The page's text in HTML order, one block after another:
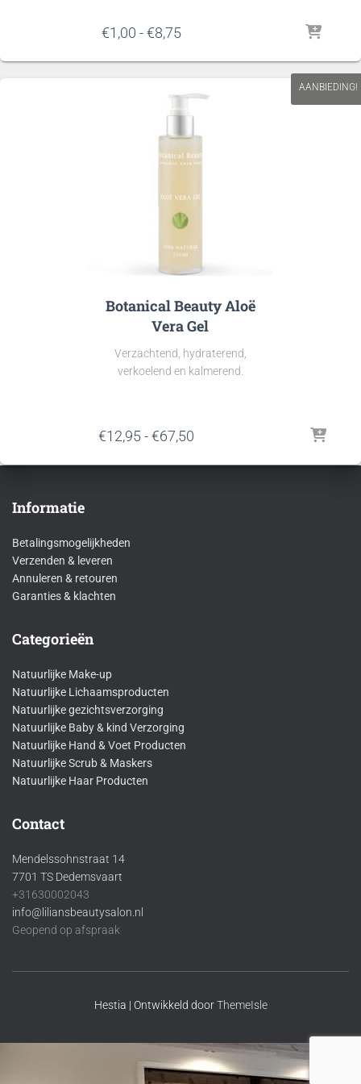
€1,00 - €8,75Prijsklasse:
tot
AANBIEDING!
Botanical Beauty Aloë
Vera Gel
Verzachtend, hydraterend,
verkoelend en kalmerend.
€12,95-€67,50
tot
Informatie
Betalingsmogelijkheden
Verzenden & leveren
Annuleren & retouren
Garanties & klachten
Categorieën
Natuurlijke Make-up
Natuurlijke Lichaamsproducten
Natuurlijke gezichtsverzorging
Natuurlijke Baby & kind Verzorging
Natuurlijke Hand & Voet Producten
Natuurlijke Scrub & Maskers
Natuurlijke Haar Producten
Contact
Mendelssohnstraat 14
7701 TS Dedemsvaart
+31630002043
info@liliansbeautysalon.nl
Geopend op afspraak
Hestia | Ontwikkeld doorThemeIsle